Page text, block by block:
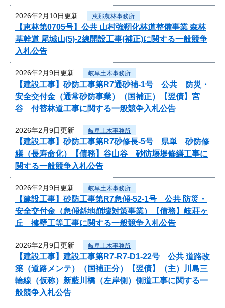
2026年2月10日更新 恵那農林事務所
【恵林第0705号】公共 山村強靭化林道整備事業 森林
基幹道 尾城山(5)-2線開設工事(補正)に関する一般競争
入札公告
2026年2月9日更新 岐阜土木事務所
【建設工事】砂防工事第R7通砂補-1号 公共 防災・
安全交付金（通常砂防事業）（国補正）【翌債】宮
谷 付替林道工事に関する一般競争入札公告
2026年2月9日更新 岐阜土木事務所
【建設工事】砂防工事第R7砂修長-5号 県単 砂防修
繕（長寿命化）【債務】谷山谷 砂防堰堤修繕工事に
関する一般競争入札公告
2026年2月9日更新 岐阜土木事務所
【建設工事】砂防工事第R7急傾-52-1号 公共 防災・
安全交付金（急傾斜地崩壊対策事業）【債務】岐荘ヶ
丘 擁壁工等工事に関する一般競争入札公告
2026年2月9日更新 岐阜土木事務所
【建設工事】建設工事第R7-R7-D1-22号 公共 道路改
築（道路メンテ）（国補正分）【翌債】（主）川島三
輪線（仮称）新藍川橋（左岸側）側道工事に関する一
般競争入札公告